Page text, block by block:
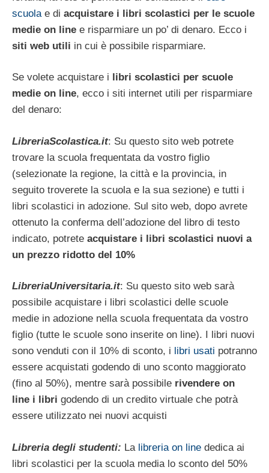
scuola e di acquistare i libri scolastici per le scuole
medie on line e risparmiare un po’ di denaro. Ecco i
siti web utili in cui è possibile risparmiare.
Se volete acquistare i
libri scolastici per scuole
medie on line, ecco i siti internet utili per risparmiare
del denaro:
LibreriaScolastica.it: Su questo sito web potrete
trovare la scuola frequentata da vostro figlio
(selezionate la regione, la città e la provincia, in
seguito troverete la scuola e la sua sezione) e tutti i
libri scolastici in adozione. Sul sito web, dopo avrete
ottenuto la conferma dell’adozione del libro di testo
indicato, potrete acquistare i libri scolastici nuovi a
un prezzo ridotto del 10%
LibreriaUniversitaria.it: Su questo sito web sarà
possibile acquistare i libri scolastici delle scuole
medie in adozione nella scuola frequentata da vostro
figlio (tutte le scuole sono inserite on line). I libri nuovi
sono venduti con il 10% di sconto, i libri usati potranno
essere acquistati godendo di uno sconto maggiorato
(fino al 50%), mentre sarà possibile rivendere on
line i libri godendo di un credito virtuale che potrà
essere utilizzato nei nuovi acquisti
Libreria degli studenti: La libreria on line dedica ai
libri scolastici per la scuola media lo sconto del 50%